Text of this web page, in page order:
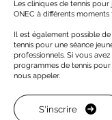
Les cliniques de tennis
ONEC à différents
Il est également possible
tennis pour une séance
professionnels. Si vous
programmes de tennis pour
nous appeler.
S'inscrire